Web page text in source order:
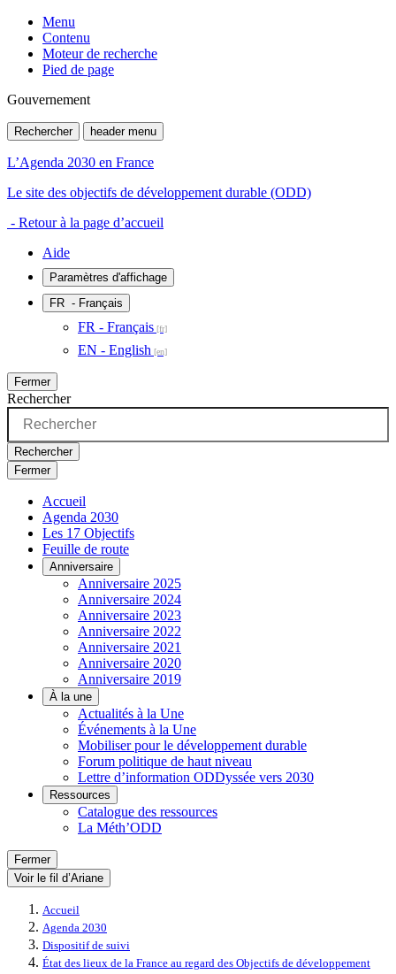
Menu
Contenu
Moteur de recherche
Pied de page
Gouvernement
Rechercher header menu
L’Agenda 2030 en France
Le site des objectifs de développement durable (ODD)
- Retour à la page d’accueil
Aide
Paramètres d'affichage
FR - Français
FR - Français
EN - English
Fermer
Rechercher
Rechercher
Fermer
Accueil
Agenda 2030
Les 17 Objectifs
Feuille de route
Anniversaire
Anniversaire 2025
Anniversaire 2024
Anniversaire 2023
Anniversaire 2022
Anniversaire 2021
Anniversaire 2020
Anniversaire 2019
À la une
Actualités à la Une
Événements à la Une
Mobiliser pour le développement durable
Forum politique de haut niveau
Lettre d’information ODDyssée vers 2030
Ressources
Catalogue des ressources
La Méth’ODD
Fermer
Voir le fil d’Ariane
Accueil
Agenda 2030
Dispositif de suivi
État des lieux de la France au regard des Objectifs de développement